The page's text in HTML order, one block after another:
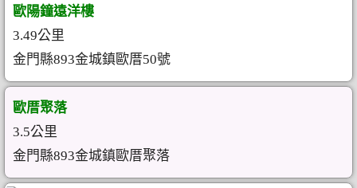
歐陽鐘遠洋樓
3.49公里
金門縣893金城鎮歐厝50號
歐厝聚落
3.5公里
金門縣893金城鎮歐厝聚落